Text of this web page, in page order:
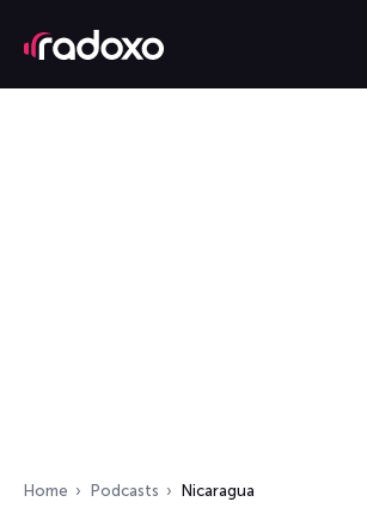
Home Podcasts Nicaragua